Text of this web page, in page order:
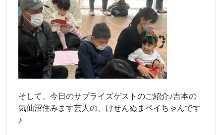
そして、今日のサプライズゲストのご紹介♪吉本の
気仙沼住みます芸人の、けせんぬまペイちゃんです
♪